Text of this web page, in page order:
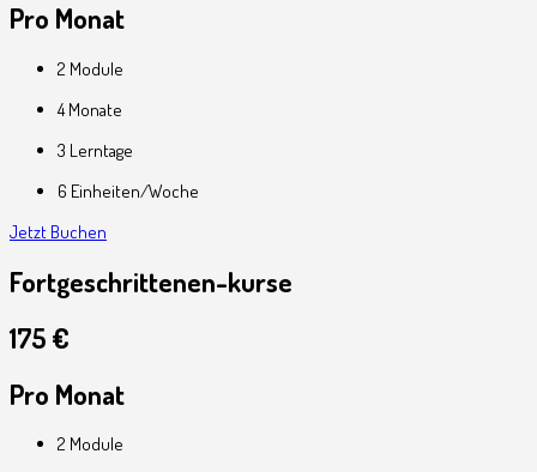
Pro Monat
2 Module
4 Monate
3 Lerntage
6 Einheiten/Woche
Jetzt Buchen
Fortgeschrittenen-kurse
175 €
Pro Monat
2 Module